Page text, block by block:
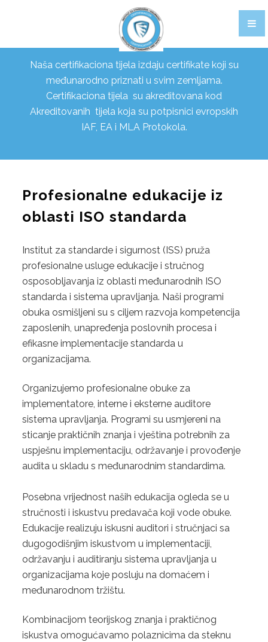
Naša certifikaciona tijela izdaju certifikate koji su
međunarodno priznati u svim zemljama.
Certifikaciona tijela su akreditovana kod
Akreditovanih tijela koja su potpisnici evropskih
IAF, EA i MLA Protokola.
Profesionalne edukacije iz
oblasti ISO standarda
Institut za standarde i sigurnost (ISS) pruža
profesionalne usluge edukacije i stručnog
osposobljavanja iz oblasti međunarodnih ISO
standarda i sistema upravljanja. Naši programi
obuka osmišljeni su s ciljem razvoja kompetencija
zaposlenih, unapređenja poslovnih procesa i
efikasne implementacije standarda u
organizacijama.
Organizujemo profesionalne obuke za
implementatore, interne i eksterne auditore
sistema upravljanja. Programi su usmjereni na
sticanje praktičnih znanja i vještina potrebnih za
uspješnu implementaciju, održavanje i provođenje
audita u skladu s međunarodnim standardima.
Posebna vrijednost naših edukacija ogleda se u
stručnosti i iskustvu predavača koji vode obuke.
Edukacije realizuju iskusni auditori i stručnjaci sa
dugogodišnjim iskustvom u implementaciji,
održavanju i auditiranju sistema upravljanja u
organizacijama koje posluju na domaćem i
međunarodnom tržištu.
Kombinacijom teorijskog znanja i praktičnog
iskustva omogućavamo polaznicima da steknu
CERTIFIKACIJA PROIZVODA
OBUKE
FOOD STANDARDI
BRCGS AGENTI I POSREDNICI, IZDANJE 3
NABAVLJANJE CERTIFIKATA, IZDANJE 2.1
BRCGS STANDARD ZA MATERIJALE ZA AMBALAŽU,
IZDANJE 6 -
BRCGS CERTIFIKACIJA ZA POTROŠAČKE PROIZVODE
2. FSSC 22000
3. GLOBAL G.A.P.
POVRĆE I VOĆE
CVIJEĆE I UKRASNE BILJKE
PROIZVODNJA KOMPLEMENTARNE HRANE
STANDARD ZA AKVAKULTURU
4. ISO 22000:2018
5. HACCP
ZAHTJEV ZA PONUDU